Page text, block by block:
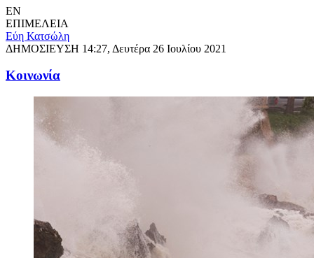
EN
ΕΠΙΜΕΛΕΙΑ
Εύη Κατσώλη
ΔΗΜΟΣΙΕΥΣΗ 14:27, Δευτέρα 26 Ιουλίου 2021
Κοινωνία